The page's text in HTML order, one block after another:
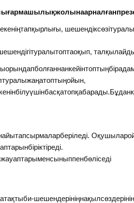
шешендіксөзітуралы